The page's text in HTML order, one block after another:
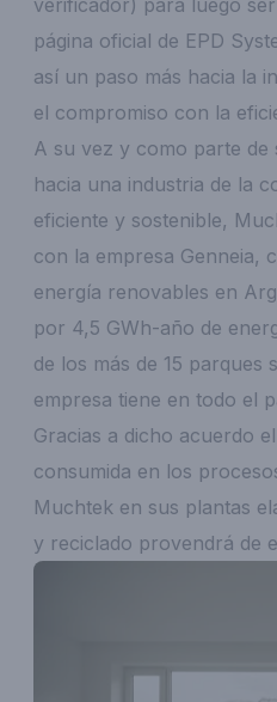
página oficial de EPD
así un paso más hacia la
el compromiso con la
A su vez y como parte de
hacia una industria de la
eficiente y sostenible,
con la empresa Genneia,
energía renovables en
por 4,5 GWh-año de
de los más de 15 parques
empresa tiene en todo el
Gracias a dicho acuerdo
consumida en los
Muchtek en sus plantas
y reciclado provendrá de